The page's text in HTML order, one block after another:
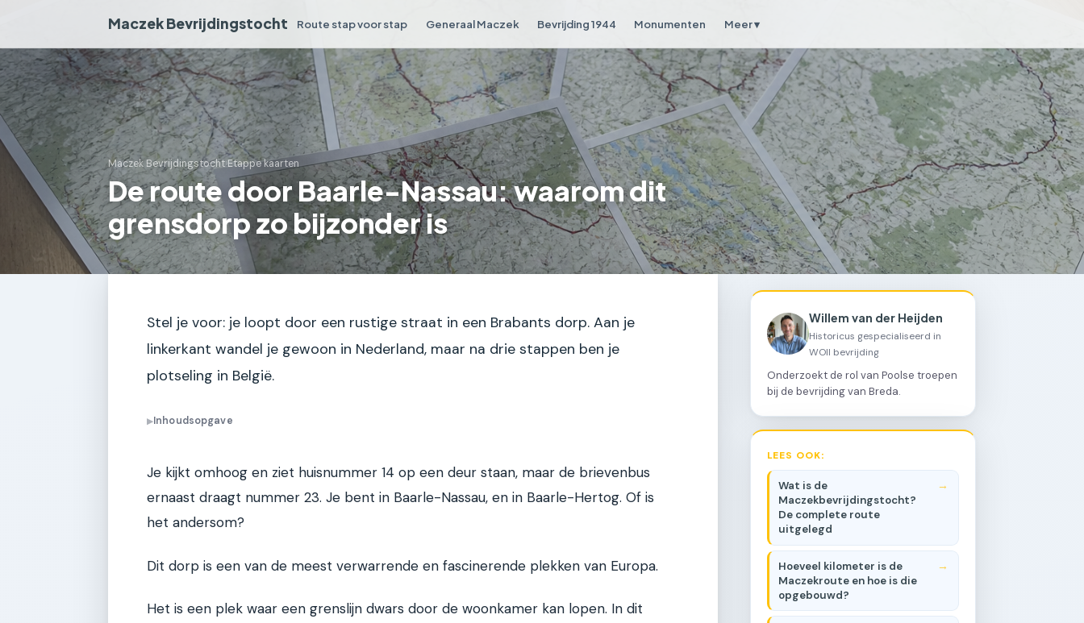
Maczek Bevrijdingstocht Route stap voor stap Generaal Maczek Bevrijding 1944 Monumenten Meer ▾
Maczek Bevrijdingstocht›Etappe kaarten
De route door Baarle-Nassau: waarom dit
grensdorp zo bijzonder is
Stel je voor: je loopt door een rustige straat in een Brabants dorp. Aan je
linkerkant wandel je gewoon in Nederland, maar na drie stappen ben je
plotseling in België.
▶Inhoudsopgave
Je kijkt omhoog en ziet huisnummer 14 op een deur staan, maar de brievenbus
ernaast draagt nummer 23. Je bent in Baarle-Nassau, en in Baarle-Hertog. Of is
het andersom?
Dit dorp is een van de meest verwarrende en fascinerende plekken van Europa.
Het is een plek waar een grenslijn dwars door de woonkamer kan lopen. In dit
Willem van der Heijden
Historicus gespecialiseerd in
WOII bevrijding
Onderzoekt de rol van Poolse troepen
bij de bevrijding van Breda.
LEES OOK:
Wat is de
Maczekbevrijdingstocht?
De complete route
uitgelegd
Hoeveel kilometer is de
Maczekroute en hoe is die
opgebouwd?